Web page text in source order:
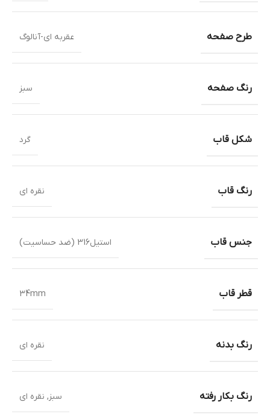
طرح صفحه عقربه ای-آنالوگ
رنگ صفحه سبز
شکل قاب گرد
رنگ قاب نقره ای
جنس قاب استیل316 (ضد حساسیت)
قطر قاب 34mm
رنگ بدنه نقره ای
رنگ بکار رفته سبز, نقره ای